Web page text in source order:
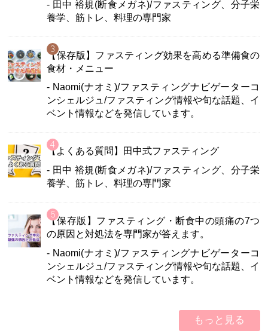
- 田中 裕規(断食メガネ)/ファスティング、分子栄
養学、筋トレ、料理の専門家
【保存版】ファスティング効果を高める準備食の
食材・メニュー
- Naomi(ナオミ)/ファスティングナビゲーターコ
ンシェルジュ/ファスティング情報や旬な話題、イ
ベント情報などを発信しています。
【よくある質問】田中式ファスティング
- 田中 裕規(断食メガネ)/ファスティング、分子栄
養学、筋トレ、料理の専門家
【保存版】ファスティング・断食中の頭痛の7つ
の原因と対処法を専門家が答えます。
- Naomi(ナオミ)/ファスティングナビゲーターコ
ンシェルジュ/ファスティング情報や旬な話題、イ
ベント情報などを発信しています。
もっと見る